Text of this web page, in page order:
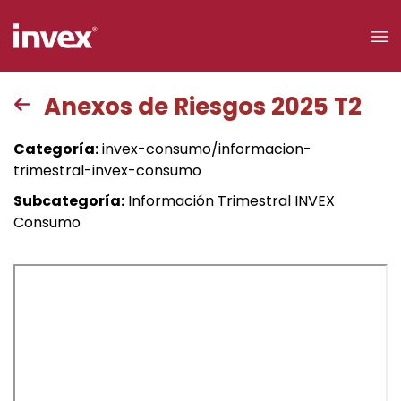
Acceso a
clientes
Buscar
Anexos de Riesgos 2025 T2
Categoría:invex-consumo/informacion-
trimestral-invex-consumo
Subcategoría: Información Trimestral INVEX
Consumo